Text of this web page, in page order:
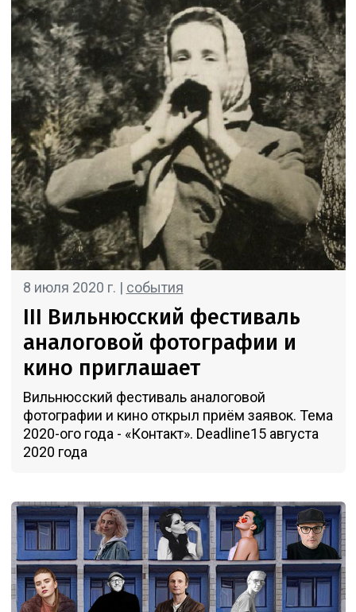
8 июля 2020 г. | события
III Вильнюсский фестиваль
аналоговой фотографии и
кино приглашает
Вильнюсский фестиваль аналоговой
фотографии и кино открыл приём заявок. Тема
2020-ого года - «Контакт». Deadline15 августа
2020 года